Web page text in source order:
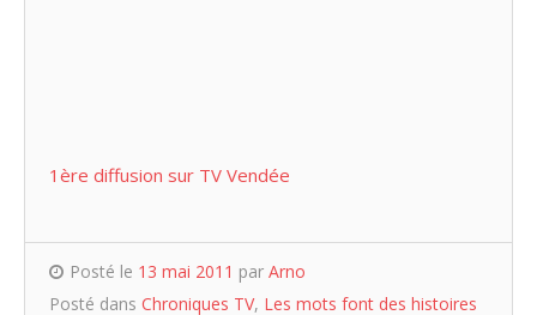
1ère diffusion sur TV Vendée
Posté le 13 mai 2011 par Arno
Posté dans Chroniques TV, Les mots font des histoires